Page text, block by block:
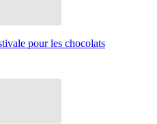
pour les chocolats